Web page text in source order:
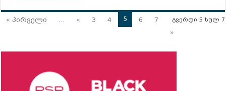
გვერდი 5 სულ 7
« პირველი ... « 3 4 5 6
7
»